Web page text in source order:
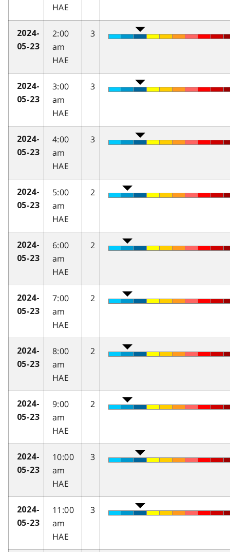
HAE
2024-
05-23
2:00
am
HAE
3
2024-
05-23
3:00
am
HAE
3
2024-
05-23
4:00
am
HAE
3
2024-
05-23
5:00
am
HAE
2
2024-
05-23
6:00
am
HAE
2
2024-
05-23
7:00
am
HAE
2
2024-
05-23
8:00
am
HAE
2
2024-
05-23
9:00
am
HAE
2
2024-
05-23
10:00
am
HAE
3
2024-
05-23
11:00
am
HAE
3